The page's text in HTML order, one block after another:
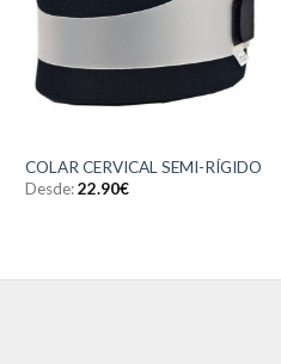
COLAR CERVICAL SEMI-RÍGIDO
Desde:22.90€